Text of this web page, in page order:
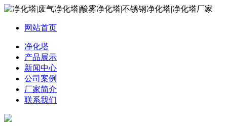
网站首页
净化塔
产品展示
新闻中心
公司案例
厂家简介
联系我们